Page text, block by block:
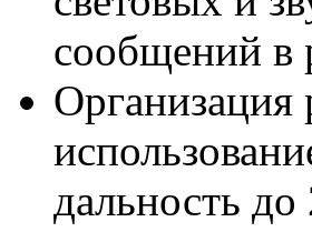
сообщений в
Организация
дальность